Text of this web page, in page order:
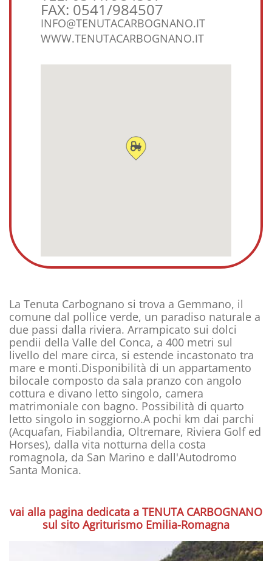
FAX: 0541/984507
INFO@TENUTACARBOGNANO.IT
WWW.TENUTACARBOGNANO.IT
La Tenuta Carbognano si trova a Gemmano, il
comune dal pollice verde, un paradiso naturale a
due passi dalla riviera. Arrampicato sui dolci
pendii della Valle del Conca, a 400 metri sul
livello del mare circa, si estende incastonato tra
mare e monti.Disponibilità di un appartamento
bilocale composto da sala pranzo con angolo
cottura e divano letto singolo, camera
matrimoniale con bagno. Possibilità di quarto
letto singolo in soggiorno.A pochi km dai parchi
(Acquafan, Fiabilandia, Oltremare, Riviera Golf ed
Horses), dalla vita notturna della costa
romagnola, da San Marino e dall'Autodromo
Santa Monica.
vai alla pagina dedicata a TENUTA CARBOGNANO
sul sito Agriturismo Emilia-Romagna